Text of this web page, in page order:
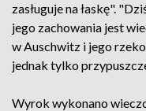
zasługuje na łaskę".
jego zachowania jest
w Auschwitz i jego
jednak tylko
Wyrok wykonano